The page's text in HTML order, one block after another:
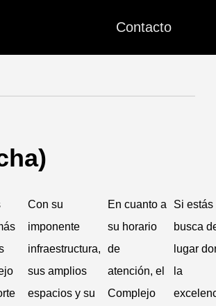
Contacto
Con su
imponente
infraestructura,
sus amplios
espacios y su
En cuanto a
su horario
de
atención, el
Complejo
Si estás
busca
lugar
la